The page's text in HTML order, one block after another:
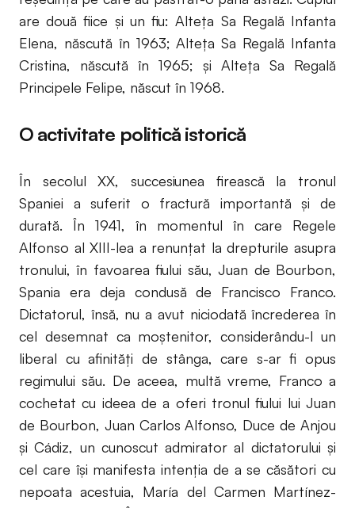
are două fiice și un fiu: Alteța Sa Regală Infanta
Elena, născută în 1963; Alteța Sa Regală Infanta
Cristina, născută în 1965; și Alteța Sa Regală
Principele Felipe, născut în 1968.
O activitate politică istorică
În secolul XX, succesiunea firească la tronul
Spaniei a suferit o fractură importantă și de
durată. În 1941, în momentul în care Regele
Alfonso al XIII-lea a renunțat la drepturile asupra
tronului, în favoarea fiului său, Juan de Bourbon,
Spania era deja condusă de Francisco Franco.
Dictatorul, însă, nu a avut niciodată încrederea în
cel desemnat ca moștenitor, considerându-l un
liberal cu afinități de stânga, care s-ar fi opus
regimului său. De aceea, multă vreme, Franco a
cochetat cu ideea de a oferi tronul fiului lui Juan
de Bourbon, Juan Carlos Alfonso, Duce de Anjou
și Cádiz, un cunoscut admirator al dictatorului și
cel care își manifesta intenția de a se căsători cu
nepoata acestuia, María del Carmen Martínez-